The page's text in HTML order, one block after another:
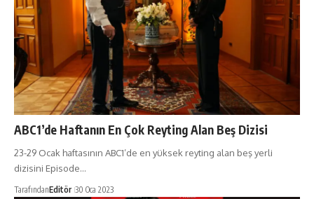
ABC1’de Haftanın En Çok Reyting Alan Beş Dizisi
23-29 Ocak haftasının ABC1’de en yüksek reyting alan beş yerli
dizisini Episode…
TarafındanEditör 30 Oca 2023